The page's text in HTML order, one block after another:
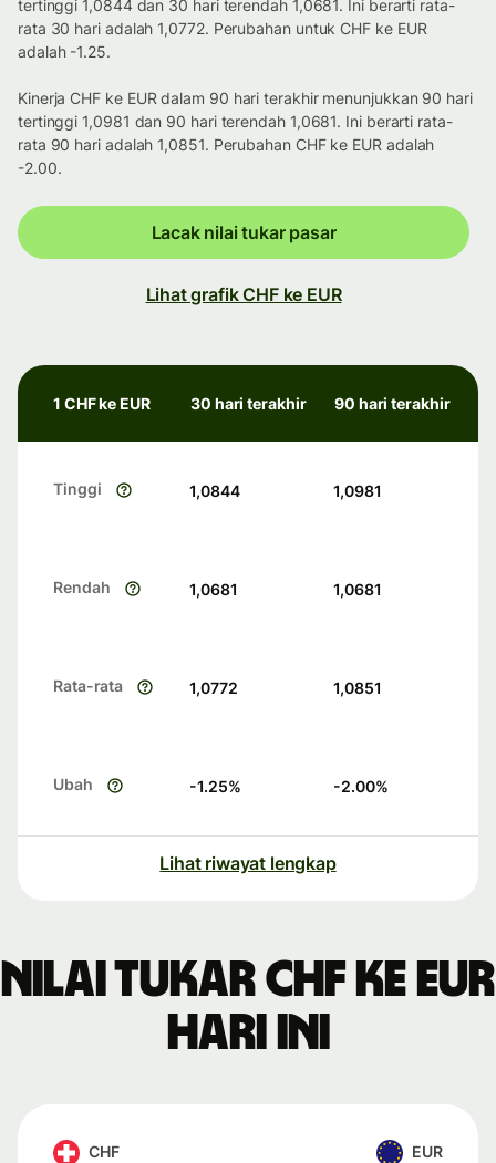
tertinggi 1,0844 dan 30 hari terendah 1,0681. Ini berarti rata-
rata 30 hari adalah 1,0772. Perubahan untuk CHF ke EUR
adalah -1.25.
Kinerja CHF ke EUR dalam 90 hari terakhir menunjukkan 90 hari
tertinggi 1,0981 dan 90 hari terendah 1,0681. Ini berarti rata-
rata 90 hari adalah 1,0851. Perubahan CHF ke EUR adalah
-2.00.
Lacak nilai tukar pasar
Lihat grafik CHF ke EUR
1 CHF ke EUR 30 hari terakhir 90 hari terakhir
Tinggi 1,0844 1,0981
Rendah 1,0681 1,0681
Rata-rata 1,0772 1,0851
Ubah -1.25% -2.00%
Lihat riwayat lengkap
Nilai tukar CHF ke EUR
hari ini
CHF EUR